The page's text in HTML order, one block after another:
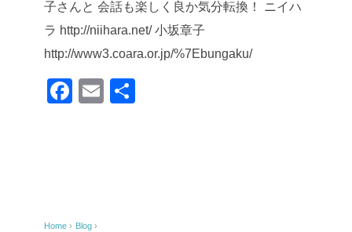
子さんと 会話も楽しく良か気分転換！
ニイハ
ラ http://niihara.net/小坂章子
http://www3.coara.or.jp/%7Ebungaku/
F
o
E
Home › Blog ›